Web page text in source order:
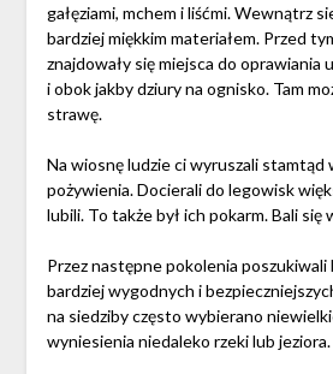
gałęziami, mchem i liśćmi. Wewnątrz
bardziej miękkim materiałem. Przed
znajdowały się miejsca do oprawiania
i obok jakby dziury na ognisko. Tam
strawę.
Na wiosnę ludzie ci wyruszali stamtąd
pożywienia. Docierali do legowisk
lubili. To także był ich pokarm. Bali się
Przez następne pokolenia poszukiwali
bardziej wygodnych i
na siedziby często wybierano
wyniesienia niedaleko rzeki lub jeziora.